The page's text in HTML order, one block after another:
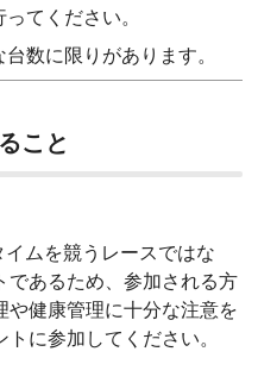
てください。
りがあります。
こと
ムを競うレースではな
であるため、参加される方
や健康管理に十分な注意を
に参加してください。